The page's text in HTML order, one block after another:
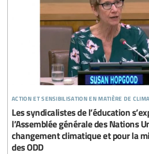
action et sensibilisation en matière de
Les syndicalistes de l’éducation
l’Assemblée générale des Nations
changement climatique et pour la
des ODD